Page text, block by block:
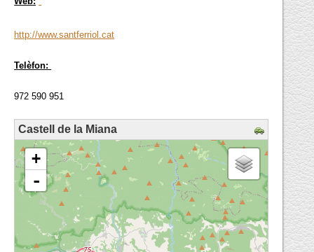
http://www.santferriol.cat
Telèfon:
972 590 951
Castell de la Miana
loading map - please wait...
+
-